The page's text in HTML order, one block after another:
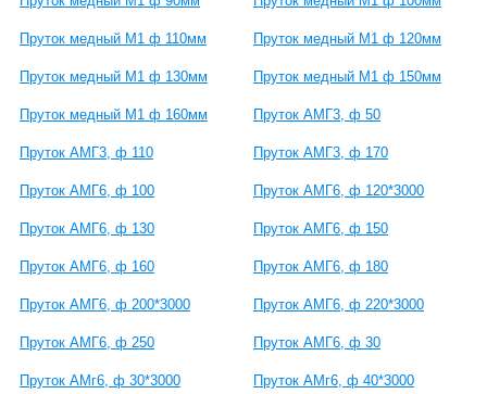
Пруток медный М1 ф 110мм Пруток медный М1 ф 120мм
Пруток медный М1 ф 130мм Пруток медный М1 ф 150мм
Пруток медный М1 ф 160мм Пруток АМГ3, ф 50
Пруток АМГ3, ф 110 Пруток АМГ3, ф 170
Пруток АМГ6, ф 100 Пруток АМГ6, ф 120*3000
Пруток АМГ6, ф 130 Пруток АМГ6, ф 150
Пруток АМГ6, ф 160 Пруток АМГ6, ф 180
Пруток АМГ6, ф 200*3000 Пруток АМГ6, ф 220*3000
Пруток АМГ6, ф 250 Пруток АМГ6, ф 30
Пруток АМг6, ф 30*3000 Пруток АМг6, ф 40*3000